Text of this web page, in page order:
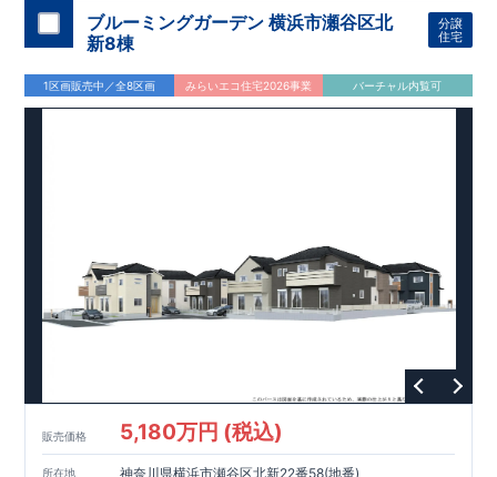
・設計、施工、営業が互いに協力しあい、最良のプランを提供
いたします。
・不要な中間マージンを抑えることで、コストダウンに努めて
います。
・設計住宅性能評価：建物設計段階で、国が認めた第三者機関
が評価しています。
・建設住宅性能評価：評価を受けた図面通りに施工されている
か、建設までに、計4回のチェックが行われます。
・長期優良住宅とは、｢良い家を作って、きちんと手入れをし
て、長く大切に使う｣ことを目的とした認定制度。住宅ローン減
ブルーミングガーデン 横浜市瀬谷区北
新8棟
分譲
住宅
1区画販売中／全8区画 みらいエコ住宅2026事業 バーチャル内覧可
販売価格 5,180万円 (税込)
所在地 神奈川県横浜市瀬谷区北新22番58(地番)